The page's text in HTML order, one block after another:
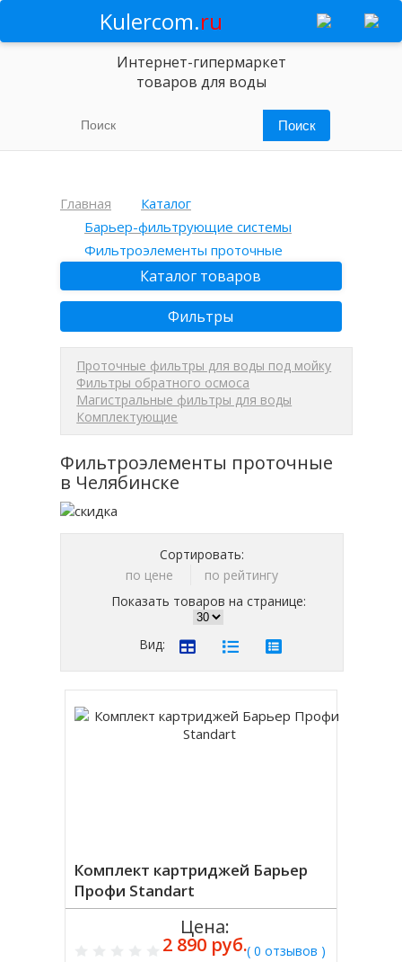
Kulercom.ru
Интернет-гипермаркет
товаров для воды
Главная
Каталог
Барьер-фильтрующие системы
Фильтроэлементы проточные
Каталог товаров
Фильтры
Проточные фильтры для воды под мойку
Фильтры обратного осмоса
Магистральные фильтры для воды
Комплектующие
Фильтроэлементы проточные
в Челябинске
Сортировать:
по цене
по рейтингу
Показать товаров на странице:
Вид:
Комплект картриджей Барьер
Профи Standart
( 0 отзывов )
Цена:
2 890 руб.